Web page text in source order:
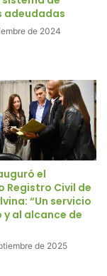
adeudadas
de 2024
el
Registro Civil de
“Un servicio
y al alcance de
de 2025